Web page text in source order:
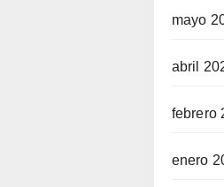
mayo
abril
febrero
enero